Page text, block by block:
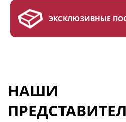
ЭКСКЛЮЗИВНЫЕ
НАШИ